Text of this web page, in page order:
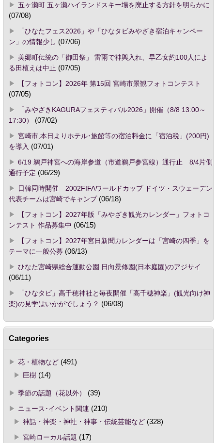
五ヶ瀬町 五ヶ瀬ハイランドスキー場を廃止する方針を明らかに
(07/08)
「ひなたフェス2026」や「ひなタビみやざき宿泊キャンペー
ン」の情報少し (07/06)
美郷町伝統の「御田祭」 雷雨で神輿入れ、早乙女約100人によ
る田植えは中止 (07/05)
【フォトコン】2026年 第15回 宮崎市景観フォトコンテスト
(07/05)
「みやざきKAGURAフェスティバル2026」開催（8/8 13:00～
17:30）
(07/02)
宮崎市,本日よりホテル･旅館等の宿泊料金に「宿泊税」(200円)
を導入 (07/01)
6/19 鵜戸神宮への海岸参道（市道鵜戸参宮線）通行止 8/4片側
通行予定 (06/29)
日韓同時開催 2002FIFAワールドカップ ドイツ・スウェーデン
代表チームは宮崎でキャンプ(06/18)
【フォトコン】2027年版「みやざき観光カレンダー」フォトコ
ンテスト 作品募集中 (06/15)
【フォトコン】2027年宮日新聞カレンダーは「宮崎の四季」を
テーマに一般公募 (06/13)
ひなた宮崎県総合運動公園 日向景修園(日本庭園)のアジサイ
(06/11)
「ひなタビ」高千穂神社と毎夜開催「高千穂神楽」(観光向け神
楽)の見学はいかがでしょう？ (06/08)
Categories
花・植物など(491)
巨樹(14)
季節の話題（花以外）
(39)
ニュース･イベント関連 (210)
神話・神楽・神社・神事・伝統芸能など(328)
宮崎ローカル話題 (17)